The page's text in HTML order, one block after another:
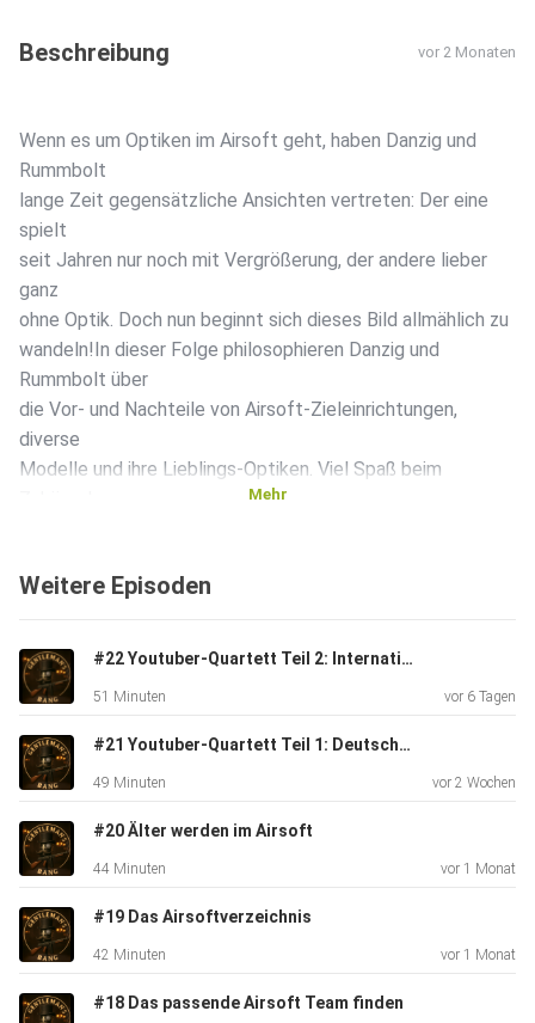
Beschreibung vor 2 Monaten
Wenn es um Optiken im Airsoft geht, haben Danzig und
Rummbolt
lange Zeit gegensätzliche Ansichten vertreten: Der eine
spielt
seit Jahren nur noch mit Vergrößerung, der andere lieber
ganz
ohne Optik. Doch nun beginnt sich dieses Bild allmählich zu
wandeln!In dieser Folge philosophieren Danzig und
Rummbolt über
die Vor- und Nachteile von Airsoft-Zieleinrichtungen,
diverse
Modelle und ihre Lieblings-Optiken. Viel Spaß beim
Mehr
Weitere Episoden
#22 Youtuber-Quartett Teil 2: International
51 Minuten vor 6 Tagen
#21 Youtuber-Quartett Teil 1: Deutschland
49 Minuten vor 2 Wochen
#20 Älter werden im Airsoft
44 Minuten vor 1 Monat
#19 Das Airsoftverzeichnis
42 Minuten vor 1 Monat
#18 Das passende Airsoft Team finden